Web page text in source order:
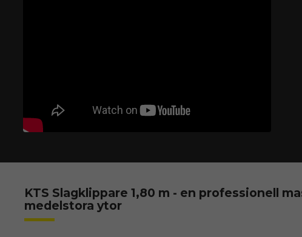
KTS Slagklippare 1,80 m - en professionell
medelstora ytor